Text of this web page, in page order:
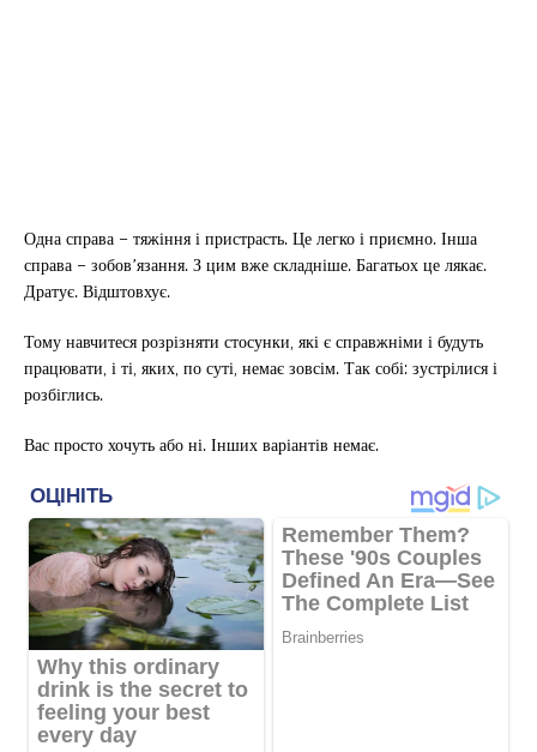
Одна справа – тяжіння і пристрасть. Це легко і приємно. Інша
справа – зобов’язання. З цим вже складніше. Багатьох це лякає.
Дратує. Відштовхує.
Тому навчитеся розрізняти стосунки, які є справжніми і будуть
працювати, і ті, яких, по суті, немає зовсім. Так собі: зустрілися і
розбіглись.
Вас просто хочуть або ні. Інших варіантів немає.